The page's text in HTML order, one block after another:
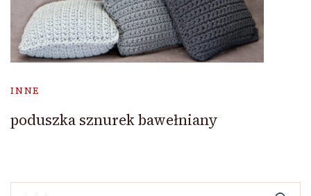
INNE
poduszka sznurek bawełniany